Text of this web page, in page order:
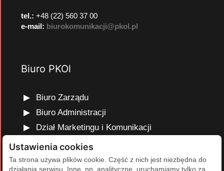
tel.: +48 (22) 560 37 00
e-mail: biurokomunikacji@pkol.pl
Biuro PKOl
Biuro Zarządu
Biuro Administracji
Dział Marketingu i Komunikacji
Dział Edukacji Olimpijskiej
Dział Finansów i Kadr
Ustawienia cookies
Ta strona używa plików cookie. Część z nich jest niezbędna do
działania serwisu. Inne, np. analityczne, uruchamiamy tylko za